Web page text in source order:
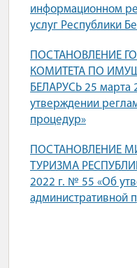
информационном
услуг Республики
ПОСТАНОВЛЕНИЕ
КОМИТЕТА ПО
БЕЛАРУСЬ 25 марта
утверждении
процедур»
ПОСТАНОВЛЕНИЕ
ТУРИЗМА
2022 г. № 55 «Об
административной